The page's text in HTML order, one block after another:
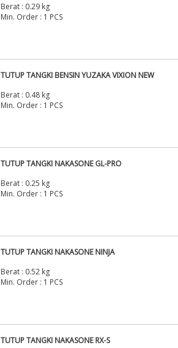
Berat : 0.29 kg
Min. Order : 1 PCS
TUTUP TANGKI BENSIN YUZAKA VIXION NEW
Berat : 0.48 kg
Min. Order : 1 PCS
TUTUP TANGKI NAKASONE GL-PRO
Berat : 0.25 kg
Min. Order : 1 PCS
TUTUP TANGKI NAKASONE NINJA
Berat : 0.52 kg
Min. Order : 1 PCS
TUTUP TANGKI NAKASONE RX-S